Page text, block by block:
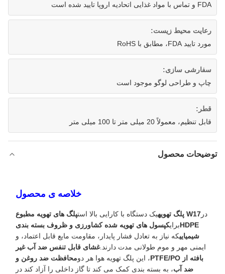
FDA و تماس با مواد غذایی اتحادیه اروپا تایید شده است
رعایت محیط زیست:
مورد تایید FDA، مطابق با RoHS
سفارشی سازی:
چاپ و طراحی لوگو موجود است
قطر:
قابل تنظیم، معمولاً 20 میلی متر تا 100 میلی متر
توضیحات محصول
خلاصه ی محصول
در W17 پلگ تهویه یک دستگاه با کارایی بالا استپلگ های تهویه مطبوع
HDPEبرایکپسول های تهویه شده کشاورزی و ظروف بسته بندی
شیمیاییکه نیاز به تعادل فشار پایدار، مقاومت مایع قابل اعتماد، و
ایمنی مهر و موم طولانی مدت دارند.غشای قابل تنفس ضد آب غیر
بافته از PTFE/PO
، این پلگ تهویه هوا هر دومحافظت ضد روغن و
ضد آب، به بسته بندی کمک می کند تا گاز داخلی را آزاد کند در